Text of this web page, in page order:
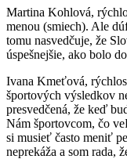
Martina Kohlová,
menou (smiech). Ale
tomu nasvedčuje, že
úspešnejšie, ako bolo
Ivana Kmeťová,
športových výsledkov
presvedčená, že keď
Nám športovcom, čo
si musieť často meniť
neprekáža a som rada,